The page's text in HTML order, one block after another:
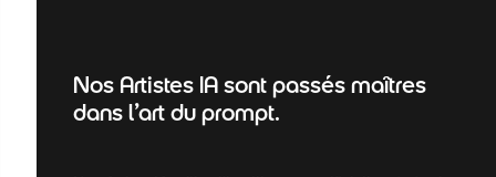
Nos Artistes IA sont passés maîtres
dans l'art du prompt.